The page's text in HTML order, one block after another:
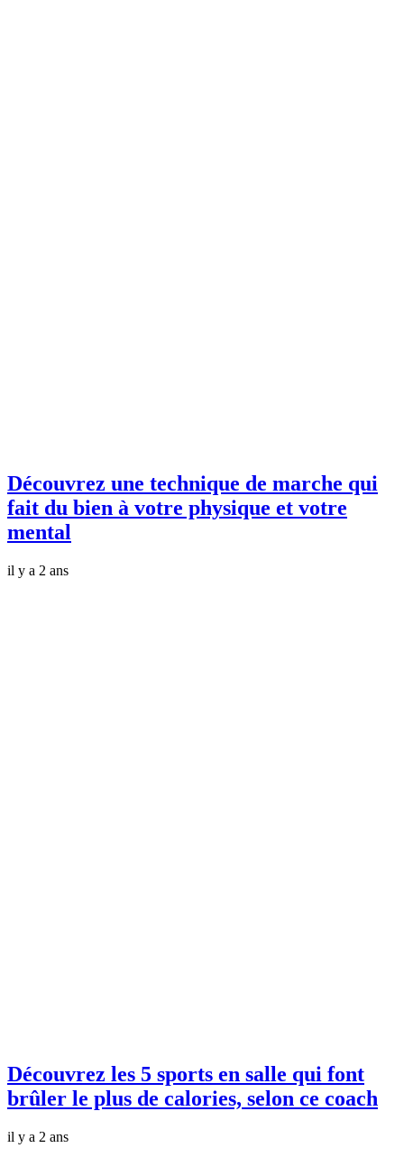
Découvrez une technique de marche qui
fait du bien à votre physique et votre
mental
il y a 2 ans
Découvrez les 5 sports en salle qui font
brûler le plus de calories, selon ce coach
il y a 2 ans